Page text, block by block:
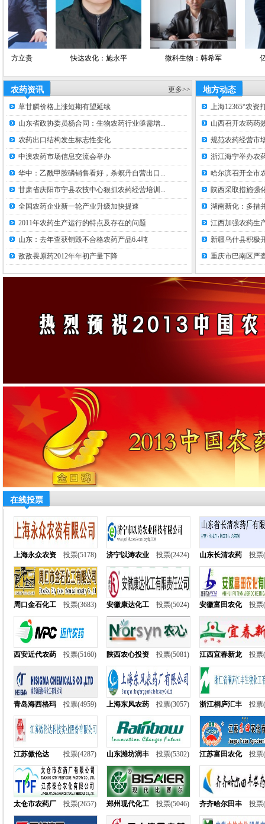
快达农化：施永平 微科生物：韩希军 亿嘉农化
农药资讯 更多>>
草甘膦价格上涨短期有望延续
山东省政协委员杨合同：生物农药行业亟需增...
农药出口结构发生标志性变化
中澳农药市场信息交流会举办
华中：乙酰甲胺磷销售看好，杀螟丹自营出口...
甘肃省庆阳市宁县农技中心狠抓农药经营培训...
全国农药企业新一轮产业升级加快提速
2011年农药生产运行的特点及存在的问题
山东：去年查获销毁不合格农药产品6.4吨
敌敌畏原药2012年年初产量下降
地方动态
上海12365“农资
山西召开农药药
规范农药经营市
浙江海宁举办农
哈尔滨召开全市
陕西采取措施强
湖南新化：多措
江西加强农药生
新疆乌什县积极
重庆市巴南区严
在线投票
上海永众农资 投票(5178) 济宁以涛农业 投票(2424) 山东长清农药 投票
周口金石化工 投票(3683) 安徽康达化工 投票(5024) 安徽富田农化 投票
西安近代农药 投票(5160) 陕西农心投资 投票(5081) 江西宜春新龙 投票
青岛海西格玛 投票(4959) 上海东风农药 投票(3057) 浙江桐庐汇丰 投票
江苏傲伦达 投票(4287) 山东潍坊润丰 投票(5302) 江苏富田农化 投票
太仓市农药厂 投票(2657) 郑州现代化工 投票(5046) 齐齐哈尔田丰 投票